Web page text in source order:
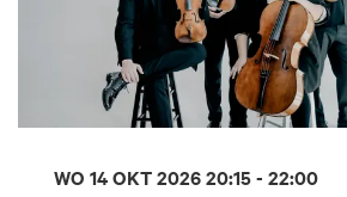
WO 14 OKT 202620:15 - 22:00